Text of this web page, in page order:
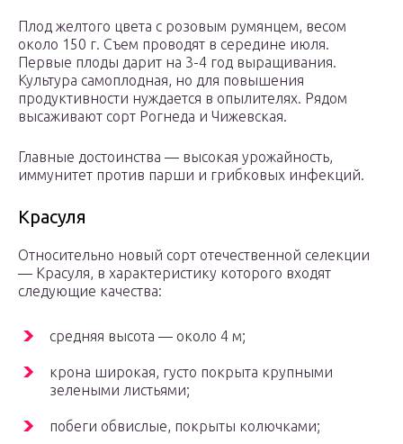
Плод желтого цвета с розовым румянцем, весом
около 150 г. Съем проводят в середине июля.
Первые плоды дарит на 3-4 год выращивания.
Культура самоплодная, но для повышения
продуктивности нуждается в опылителях. Рядом
высаживают сорт Рогнеда и Чижевская.
Главные достоинства — высокая урожайность,
иммунитет против парши и грибковых инфекций.
Красуля
Относительно новый сорт отечественной селекции
— Красуля, в характеристику которого входят
следующие качества:
средняя высота — около 4 м;
крона широкая, густо покрыта крупными
зелеными листьями;
побеги обвислые, покрыты колючками;